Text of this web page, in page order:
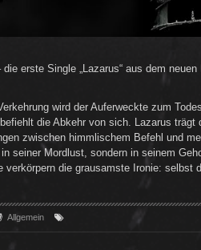
erste Single „Lazarus“ aus dem
wird der Auferweckte zum
die Abkehr von sich. Lazarus trägt
zwischen himmlischem Befehl und
seiner Mordlust, sondern in seinem
verkörpern die grausamste Ironie: selbst
Allgemein